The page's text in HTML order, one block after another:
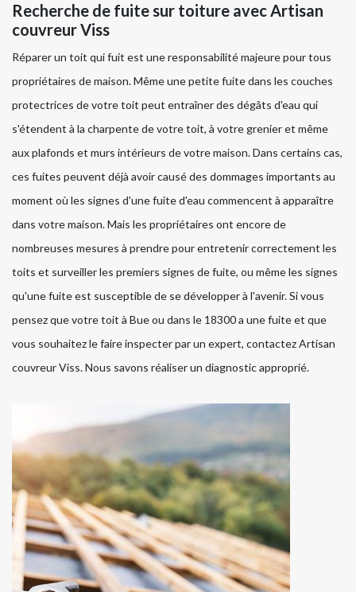
Recherche de fuite sur toiture avec Artisan
couvreur Viss
Réparer un toit qui fuit est une responsabilité majeure pour tous
propriétaires de maison. Même une petite fuite dans les couches
protectrices de votre toit peut entraîner des dégâts d'eau qui
s'étendent à la charpente de votre toit, à votre grenier et même
aux plafonds et murs intérieurs de votre maison. Dans certains cas,
ces fuites peuvent déjà avoir causé des dommages importants au
moment où les signes d'une fuite d'eau commencent à apparaître
dans votre maison. Mais les propriétaires ont encore de
nombreuses mesures à prendre pour entretenir correctement les
toits et surveiller les premiers signes de fuite, ou même les signes
qu'une fuite est susceptible de se développer à l'avenir. Si vous
pensez que votre toit à Bue ou dans le 18300 a une fuite et que
vous souhaitez le faire inspecter par un expert, contactez Artisan
couvreur Viss. Nous savons réaliser un diagnostic approprié.